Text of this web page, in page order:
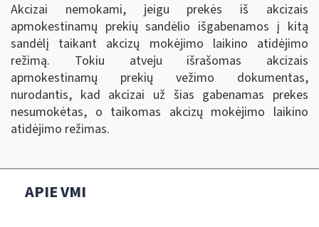
Akcizai nemokami, jeigu prekės iš akcizais
apmokestinamų prekių sandėlio išgabenamos į kitą
sandėlį taikant akcizų mokėjimo laikino atidėjimo
režimą. Tokiu atveju išrašomas akcizais
apmokestinamų prekių vežimo dokumentas,
nurodantis, kad akcizai už šias gabenamas prekes
nesumokėtas, o taikomas akcizų mokėjimo laikino
atidėjimo režimas.
APIE VMI